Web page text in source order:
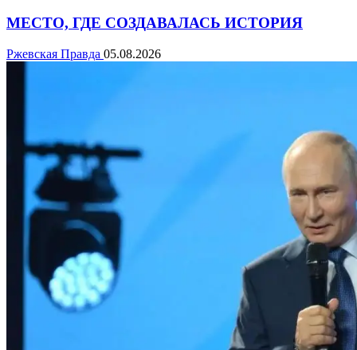
МЕСТО, ГДЕ СОЗДАВАЛАСЬ ИСТОРИЯ
Ржевская Правда 05.08.2026